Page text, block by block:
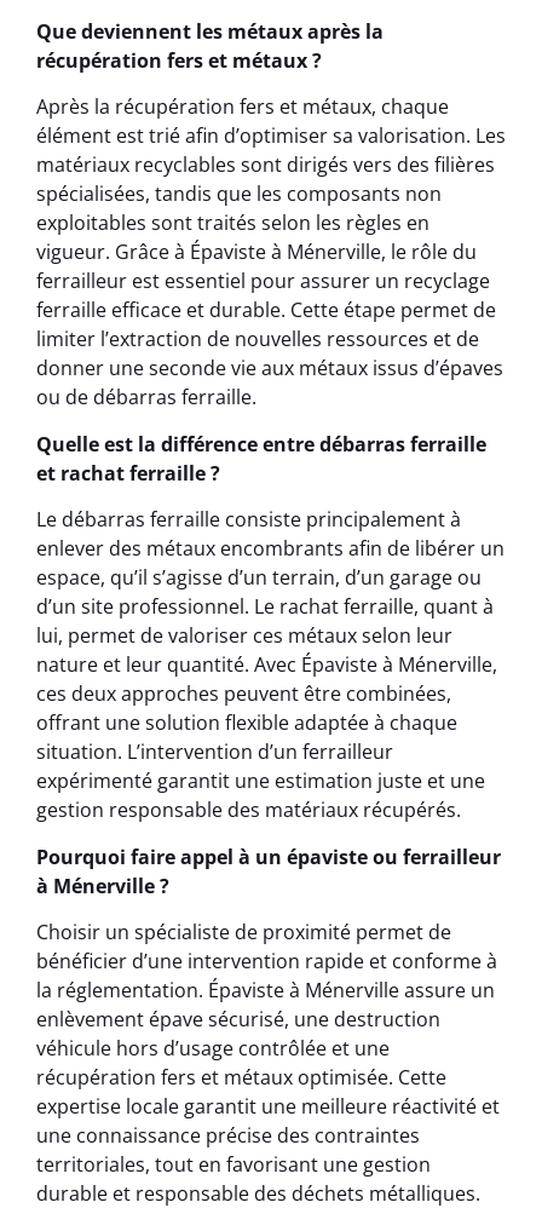
Que deviennent les métaux après la
récupération fers et métaux ?
Après la récupération fers et métaux, chaque
élément est trié afin d’optimiser sa valorisation. Les
matériaux recyclables sont dirigés vers des filières
spécialisées, tandis que les composants non
exploitables sont traités selon les règles en
vigueur. Grâce à Épaviste à Ménerville, le rôle du
ferrailleur est essentiel pour assurer un recyclage
ferraille efficace et durable. Cette étape permet de
limiter l’extraction de nouvelles ressources et de
donner une seconde vie aux métaux issus d’épaves
ou de débarras ferraille.
Quelle est la différence entre débarras ferraille
et rachat ferraille ?
Le débarras ferraille consiste principalement à
enlever des métaux encombrants afin de libérer un
espace, qu’il s’agisse d’un terrain, d’un garage ou
d’un site professionnel. Le rachat ferraille, quant à
lui, permet de valoriser ces métaux selon leur
nature et leur quantité. Avec Épaviste à Ménerville,
ces deux approches peuvent être combinées,
offrant une solution flexible adaptée à chaque
situation. L’intervention d’un ferrailleur
expérimenté garantit une estimation juste et une
gestion responsable des matériaux récupérés.
Pourquoi faire appel à un épaviste ou ferrailleur
à Ménerville ?
Choisir un spécialiste de proximité permet de
bénéficier d’une intervention rapide et conforme à
la réglementation. Épaviste à Ménerville assure un
enlèvement épave sécurisé, une destruction
véhicule hors d’usage contrôlée et une
récupération fers et métaux optimisée. Cette
expertise locale garantit une meilleure réactivité et
une connaissance précise des contraintes
territoriales, tout en favorisant une gestion
durable et responsable des déchets métalliques.